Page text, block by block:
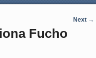
Next →
Fucho